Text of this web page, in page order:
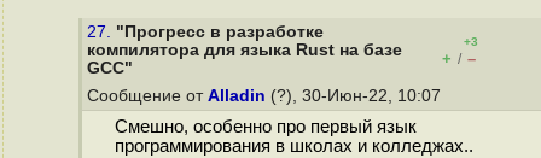
27. "Прогресс в разработке
компилятора для языка Rust на базе
GCC"
+3
+ / –
Сообщение от Alladin (?), 30-Июн-22, 10:07
Смешно, особенно про первый язык
программирования в школах и колледжах..